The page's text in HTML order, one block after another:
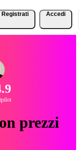
Registrati Accedi
prezzi